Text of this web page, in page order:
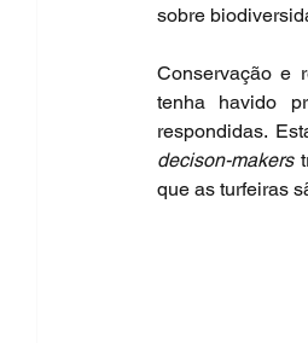
sobre
Conservação e
tenha havido
decison-makers
que as turfeiras